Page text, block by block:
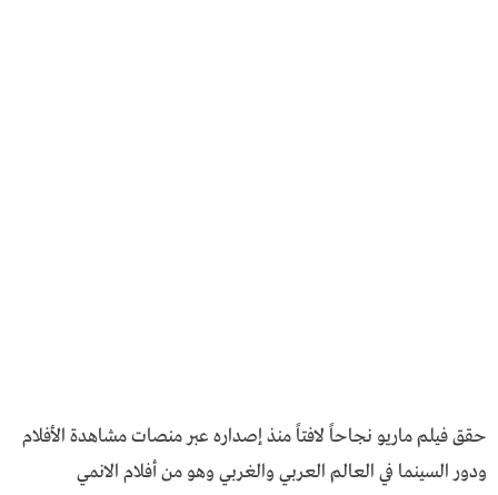
حقق فيلم ماريو نجاحاً لافتاً منذ إصداره عبر منصات مشاهدة الأفلام
ودور السينما في العالم العربي والغربي وهو من أفلام الانمي